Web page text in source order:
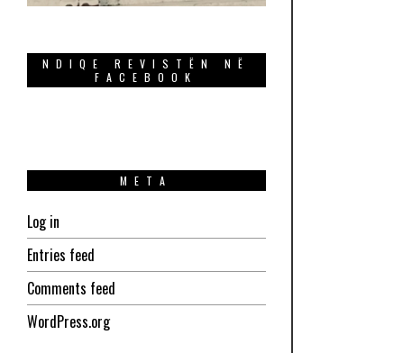
NDIQE REVISTËN NË
FACEBOOK
META
Log in
Entries feed
Comments feed
WordPress.org